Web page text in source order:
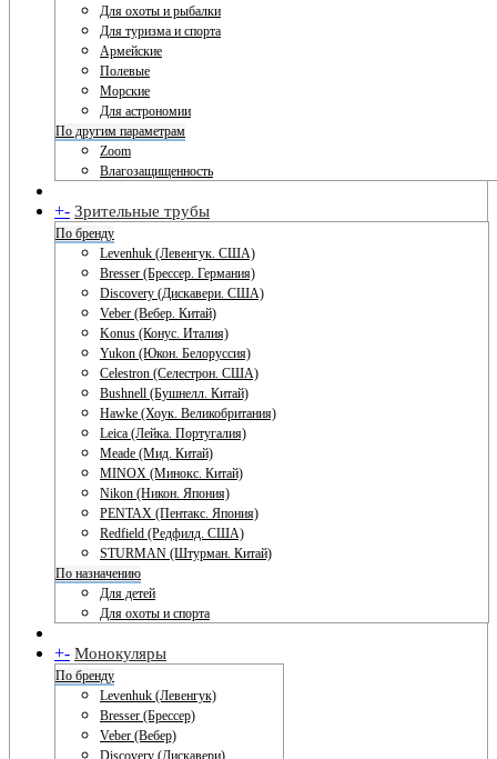
Для охоты и рыбалки
Для туризма и спорта
Армейские
Полевые
Морские
Для астрономии
По другим параметрам
Zoom
Влагозащищенность
+- Зрительные трубы
По бренду
Levenhuk (Левенгук. США)
Bresser (Брессер. Германия)
Discovery (Дискавери. США)
Veber (Вебер. Китай)
Konus (Конус. Италия)
Yukon (Юкон. Белоруссия)
Celestron (Селестрон. США)
Bushnell (Бушнелл. Китай)
Hawke (Хоук. Великобритания)
Leica (Лейка. Португалия)
Meade (Мид. Китай)
MINOX (Минокс. Китай)
Nikon (Никон. Япония)
PENTAX (Пентакс. Япония)
Redfield (Редфилд. США)
STURMAN (Штурман. Китай)
По назначению
Для детей
Для охоты и спорта
+- Монокуляры
По бренду
Levenhuk (Левенгук)
Bresser (Брессер)
Veber (Вебер)
Discovery (Дискавери)